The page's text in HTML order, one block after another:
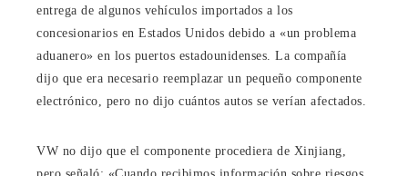
entrega de algunos vehículos importados a los
concesionarios en Estados Unidos debido a «un problema
aduanero» en los puertos estadounidenses. La compañía
dijo que era necesario reemplazar un pequeño componente
electrónico, pero no dijo cuántos autos se verían afectados.
VW no dijo que el componente procediera de Xinjiang,